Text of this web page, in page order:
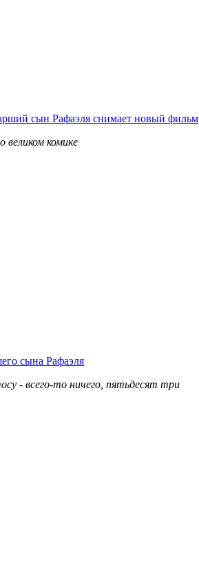
сын Рафаэля снимает новый фильм
великом комике
сына Рафаэля
- всего-то ничего, пятьдесят три